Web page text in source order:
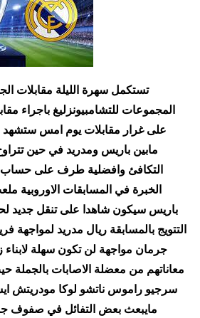
تستكمل سهرة الليلة مقابلات
المجموعات للتشامبيونزليغ باجراء
على غرار مقابلات يوم امس ستشهد
مابين باريس ومدريد في حين
التكافئ وافضلية طرف على حساب
الخبرة في المسابقات الاوروبية
باريس سيكون شاهدا على تنقل جديد
التتويج بالمسابقة ريال مدريد لمواجهة
جرمان مواجهة لن تكون سهلة
معاناتهم من معضلة الاصابات بالجملة
سرجيو راموس ناتشو لوكا مودريتش
مايبعث بعض التفائل في صفوف